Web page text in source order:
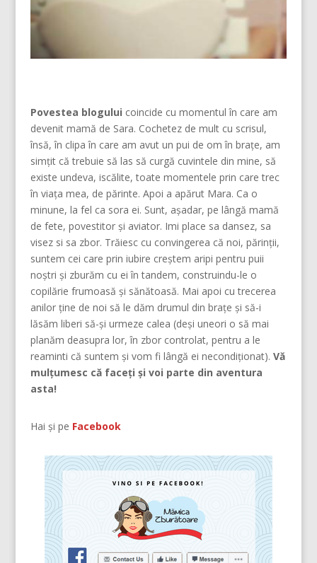
Povestea blogului coincide cu momentul în care am
devenit mamă de Sara. Cochetez de mult cu scrisul,
însă, în clipa în care am avut un pui de om în brațe, am
simțit că trebuie să las să curgă cuvintele din mine, să
existe undeva, iscălite, toate momentele prin care trec
în viața mea, de părinte. Apoi a apărut Mara. Ca o
minune, la fel ca sora ei. Sunt, așadar, pe lângă mamă
de fete, povestitor și aviator. Imi place sa dansez, sa
visez si sa zbor. Trăiesc cu convingerea că noi, părinţii,
suntem cei care prin iubire creştem aripi pentru puii
noştri şi zburăm cu ei în tandem, construindu-le o
copilărie frumoasă şi sănătoasă. Mai apoi cu trecerea
anilor ține de noi să le dăm drumul din braţe și să-i
lăsăm liberi să-și urmeze calea (deşi uneori o să mai
planăm deasupra lor, în zbor controlat, pentru a le
reaminti că suntem şi vom fi lângă ei necondiţionat). Vă
mulțumesc că faceți și voi parte din aventura
asta!
Hai și pe Facebook